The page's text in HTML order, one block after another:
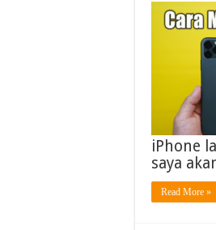
iPhone
saya
Read More »